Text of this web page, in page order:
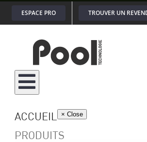
Passer
ESPACE PRO TROUVER UN
ACCUEIL
PRODUITS
× Close